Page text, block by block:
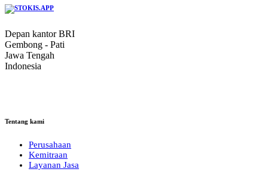
Depan kantor BRI
Gembong - Pati
Jawa Tengah
Indonesia
Tentang kami
Perusahaan
Kemitraan
Layanan Jasa